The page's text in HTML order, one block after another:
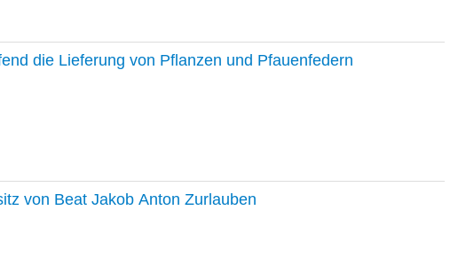
die Lieferung von Pflanzen und Pfauenfedern
von Beat Jakob Anton Zurlauben